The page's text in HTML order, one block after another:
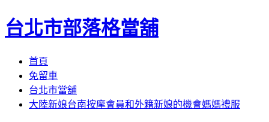
台北市部落格當舖
首頁
免留車
台北市當舖
大陸新娘台南按摩會員和外籍新娘的機會媽媽禮服